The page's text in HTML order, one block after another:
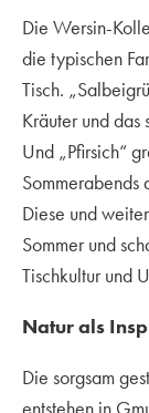
Die Wersin-
die typischen
Tisch.
Kräuter und
Und „Pfirsich“
Diese und
Sommer und
Tischkultur und
Natur als
Die sorgsam
entstehen in